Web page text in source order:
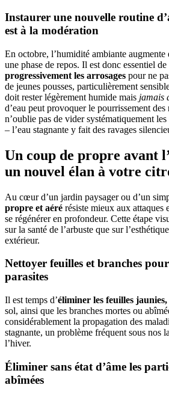
Instaurer une nouvelle routine
est à la modération
En octobre, l’humidité ambiante augmente
une phase de repos. Il est donc essentiel de
progressivement les arrosages pour ne
de jeunes pousses, particulièrement
doit rester légèrement humide mais jamais
d’eau peut provoquer le pourrissement
n’oublie pas de vider systématiquement
– l’eau stagnante y fait des ravages
Un coup de propre avant
un nouvel élan à votre
Au cœur d’un jardin paysager ou d’un
propre et aéré résiste mieux aux attaques
se régénérer en profondeur. Cette étape
sur la santé de l’arbuste que sur
extérieur.
Nettoyer feuilles et branches
parasites
Il est temps d’éliminer les feuilles
sol, ainsi que les branches mortes ou
considérablement la propagation des
stagnante, un problème fréquent sous nos
l’hiver.
Éliminer sans état d’âme les
abîmées